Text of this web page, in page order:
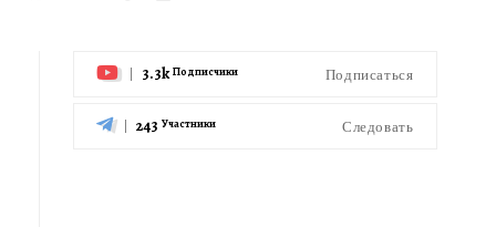
3.3k Подписчики Подписаться
243 Участники Следовать